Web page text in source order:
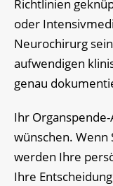
Richtlinien
oder
Neurochirurg
aufwendigen
genau
Ihr
wünschen. Wenn
werden Ihre
Ihre